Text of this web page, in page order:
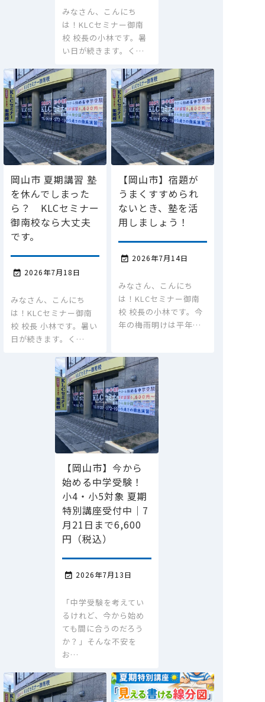
みなさん、こんにち
は！KLCセミナー御南
校 校長の小林です。暑
い日が続きます。く…
岡山市 夏期講習 塾
を休んでしまった
ら？ KLCセミナー
御南校なら大丈夫
です。
 2026年7月18日
みなさん、こんにち
は！KLCセミナー御南
校 校長 小林です。暑い
日が続きます。く…
【岡山市】宿題が
うまくすすめられ
ないとき、塾を活
用しましょう！
 2026年7月14日
みなさん、こんにち
は！KLCセミナー御南
校 校長の小林です。今
年の梅雨明けは平年…
【岡山市】今から
始める中学受験！
小4・小5対象 夏期
特別講座受付中｜7
月21日まで6,600
円（税込）
 2026年7月13日
「中学受験を考えてい
るけれど、今から始め
ても間に合うのだろう
か？」そんな不安を
お…